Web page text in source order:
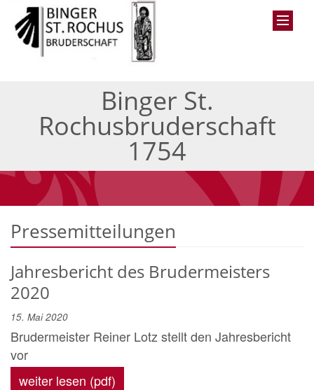
Binger St.
Rochusbruderschaft
1754
Pressemitteilungen
Jahresbericht des Brudermeisters
2020
15. Mai 2020
Brudermeister Reiner Lotz stellt den Jahresbericht
vor
weiter lesen (pdf)